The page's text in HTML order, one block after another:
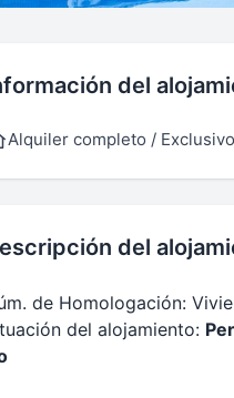
del
Alquiler completo / Exclusivo
del
de Homologación:
del alojamiento: